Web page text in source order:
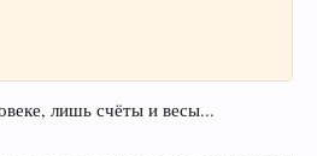
лишь счёты и весы...